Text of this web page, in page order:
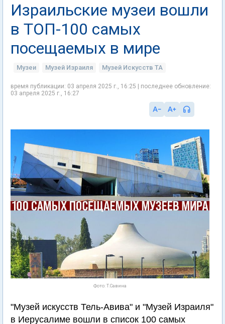
Израильские музеи вошли
в ТОП-100 самых
посещаемых в мире
Музеи Музей Израиля Музей Искусств ТА
время публикации: 03 апреля 2025 г., 16:25 | последнее обновление:
03 апреля 2025 г., 16:27
Фото: Т.Савина
"Музей искусств Тель-Авива" и "Музей Израиля"
в Иерусалиме вошли в список 100 самых